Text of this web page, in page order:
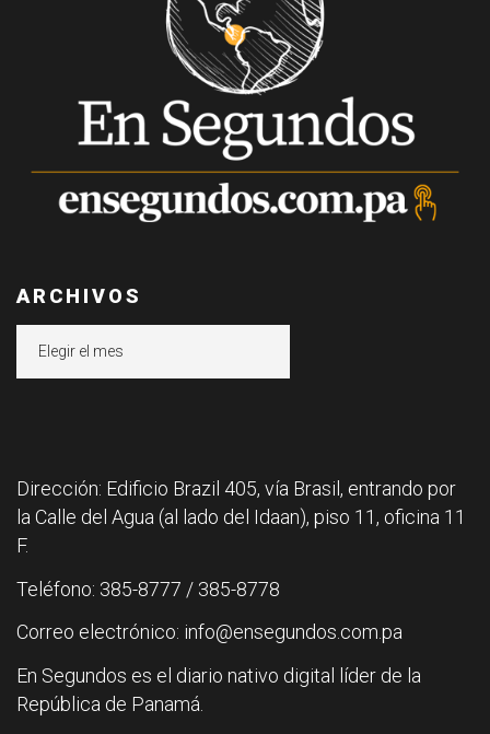
ARCHIVOS
Dirección: Edificio Brazil 405, vía Brasil, entrando por
la Calle del Agua (al lado del Idaan), piso 11, oficina 11
F.
Teléfono: 385-8777 / 385-8778
Correo electrónico: info@ensegundos.com.pa
En Segundos es el diario nativo digital líder de la
República de Panamá.